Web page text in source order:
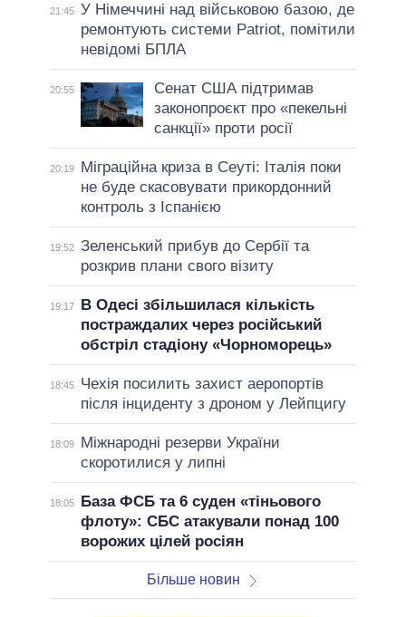
21:45 У Німеччині над військовою базою, де
ремонтують системи Patriot, помітили
невідомі БПЛА
20:55
Сенат США підтримав
законопроєкт про «пекельні
санкції» проти росії
20:19
Міграційна криза в Сеуті: Італія поки
не буде скасовувати прикордонний
контроль з Іспанією
19:52 Зеленський прибув до Сербії та
розкрив плани свого візиту
19:17
В Одесі збільшилася кількість
постраждалих через російський
обстріл стадіону «Чорноморець»
18:45
Чехія посилить захист аеропортів
після інциденту з дроном у Лейпцигу
18:09
Міжнародні резерви України
скоротилися у липні
18:05
База ФСБ та 6 суден «тіньового
флоту»: СБС атакували понад 100
ворожих цілей росіян
Більше новин